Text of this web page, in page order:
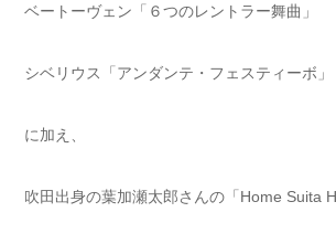
ベートーヴェン「６つのレントラー舞曲」
シベリウス「アンダンテ・フェスティーボ」
に加え、
吹田出身の葉加瀬太郎さんの「Home Suita